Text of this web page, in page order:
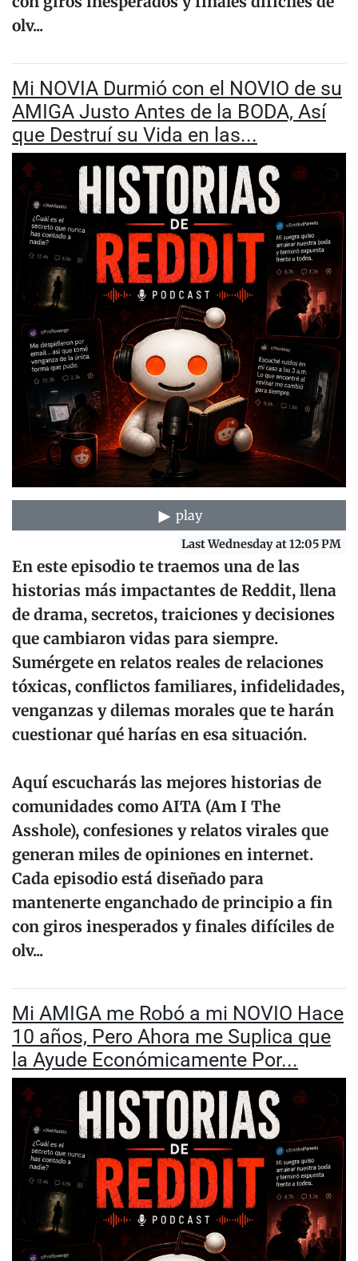
olv...
Mi NOVIA Durmió con el NOVIO de su
AMIGA Justo Antes de la BODA, Así
que Destruí su Vida en las...
play
Last Wednesday at 12:05 PM
En este episodio te traemos una de las
historias más impactantes de Reddit, llena
de drama, secretos, traiciones y decisiones
que cambiaron vidas para siempre.
Sumérgete en relatos reales de relaciones
tóxicas, conflictos familiares, infidelidades,
venganzas y dilemas morales que te harán
cuestionar qué harías en esa situación.
Aquí escucharás las mejores historias de
comunidades como AITA (Am I The
Asshole), confesiones y relatos virales que
generan miles de opiniones en internet.
Cada episodio está diseñado para
mantenerte enganchado de principio a fin
con giros inesperados y finales difíciles de
olv...
Mi AMIGA me Robó a mi NOVIO Hace
10 años, Pero Ahora me Suplica que
la Ayude Económicamente Por...